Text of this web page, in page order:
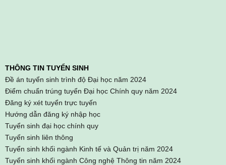
THÔNG TIN TUYỂN SINH
Đề án tuyển sinh trình độ Đại học năm 2024
Điểm chuẩn trúng tuyển Đại học Chính quy năm 2024
Đăng ký xét tuyển trực tuyến
Hướng dẫn đăng ký nhập học
Tuyển sinh đại học chính quy
Tuyển sinh liên thông
Tuyển sinh khối ngành Kinh tế và Quản trị năm 2024
Tuyển sinh khối ngành Công nghệ Thông tin năm 2024